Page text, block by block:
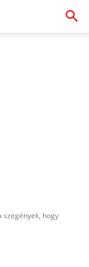
szegények, hogy